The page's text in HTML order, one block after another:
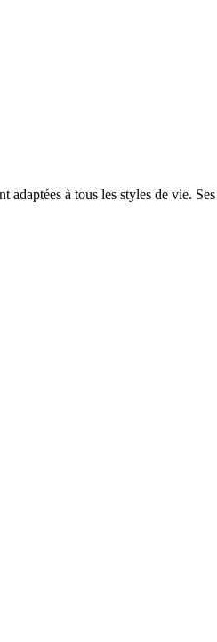
adaptées à tous les styles de vie.